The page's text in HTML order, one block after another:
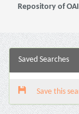
Repository of OAI
Saved Searches
Save this